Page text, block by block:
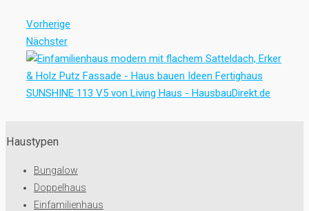
Vorherige
Nächster
Haustypen
Bungalow
Doppelhaus
Einfamilienhaus